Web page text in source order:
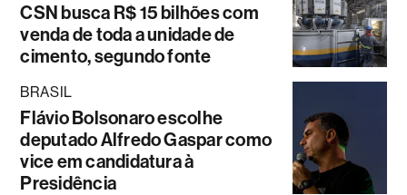
CSN busca R$ 15 bilhões com
venda de toda a unidade de
cimento, segundo fonte
BRASIL
Flávio Bolsonaro escolhe
deputado Alfredo Gaspar como
vice em candidatura à
Presidência